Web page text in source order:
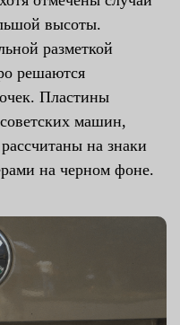
высоты.
разметкой
решаются
Пластины
машин,
на знаки
на черном фоне.